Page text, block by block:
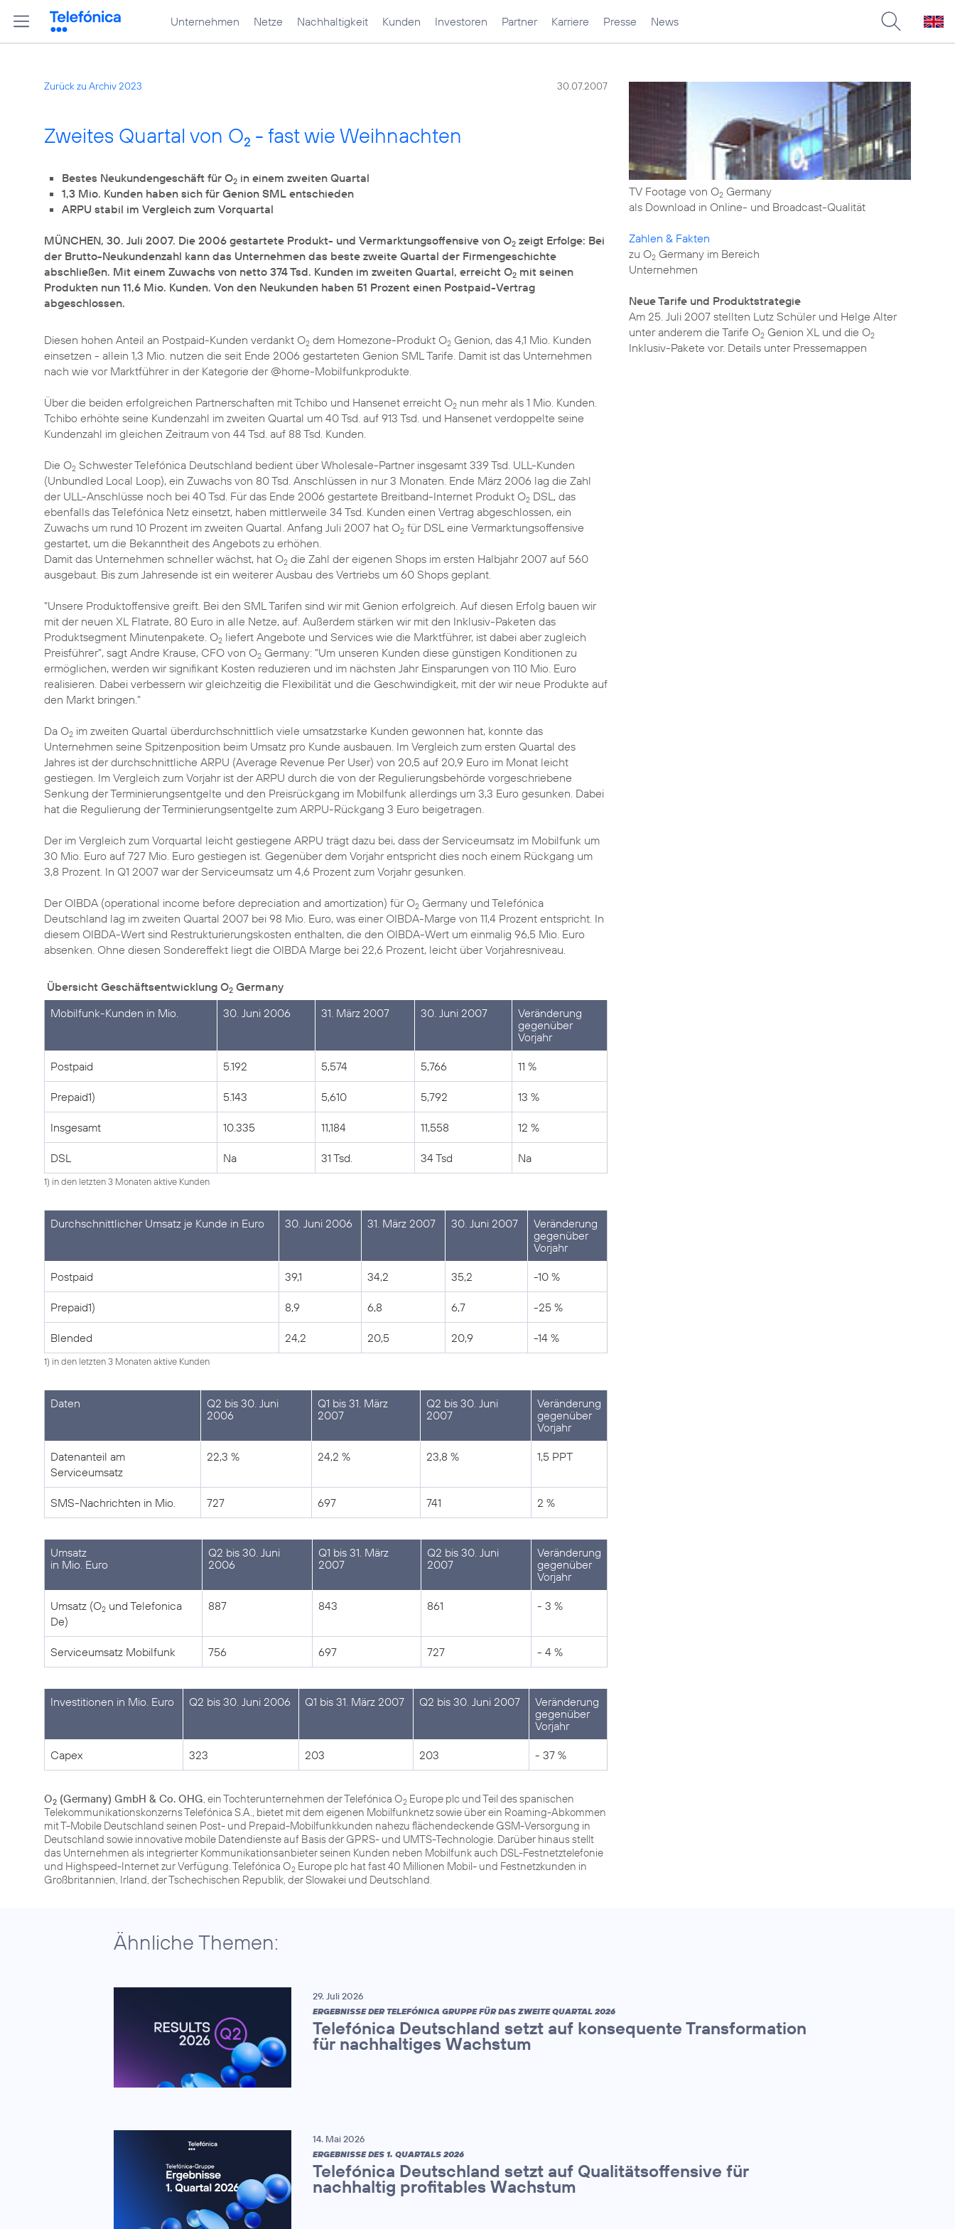
Unternehmen Netze Nachhaltigkeit Kunden Investoren Partner Karriere Presse News
Zurück zu Archiv 2023 30.07.2007
Zweites Quartal von O2 - fast wie Weihnachten
Bestes Neukundengeschäft für O2
MÜNCHEN, 30. Juli 2007. Die 2006 gestartete Produkt- und Vermarktungsoffensive von O2 zeigt Erfolge: Bei
der Brutto-Neukundenzahl kann das Unternehmen das beste zweite Quartal der Firmengeschichte
abschließen. Mit einem Zuwachs von netto 374 Tsd. Kunden im zweiten Quartal, erreicht O2 mit seinen
Produkten nun 11,6 Mio. Kunden. Von den Neukunden haben 51 Prozent einen Postpaid-Vertrag
abgeschlossen.
Diesen hohen Anteil an Postpaid-Kunden verdankt O2 dem Homezone-Produkt O2 Genion, das 4,1 Mio. Kunden
einsetzen - allein 1,3 Mio. nutzen die seit Ende 2006 gestarteten Genion SML Tarife. Damit ist das Unternehmen
nach wie vor Marktführer in der Kategorie der @home-Mobilfunkprodukte.
Über die beiden erfolgreichen Partnerschaften mit Tchibo und Hansenet erreicht O2 nun mehr als 1 Mio. Kunden.
Tchibo erhöhte seine Kundenzahl im zweiten Quartal um 40 Tsd. auf 913 Tsd. und Hansenet verdoppelte seine
Kundenzahl im gleichen Zeitraum von 44 Tsd. auf 88 Tsd. Kunden.
Die O2 Schwester Telefónica Deutschland bedient über Wholesale-Partner insgesamt 339 Tsd. ULL-Kunden
(Unbundled Local Loop), ein Zuwachs von 80 Tsd. Anschlüssen in nur 3 Monaten. Ende März 2006 lag die Zahl
der ULL-Anschlüsse noch bei 40 Tsd. Für das Ende 2006 gestartete Breitband-Internet Produkt O2 DSL, das
ebenfalls das Telefónica Netz einsetzt, haben mittlerweile 34 Tsd. Kunden einen Vertrag abgeschlossen, ein
Zuwachs um rund 10 Prozent im zweiten Quartal. Anfang Juli 2007 hat O2 für DSL eine Vermarktungsoffensive
gestartet, um die Bekanntheit des Angebots zu erhöhen.
Damit das Unternehmen schneller wächst, hat O2 die Zahl der eigenen Shops im ersten Halbjahr 2007 auf 560
ausgebaut. Bis zum Jahresende ist ein weiterer Ausbau des Vertriebs um 60 Shops geplant.
"Unsere Produktoffensive greift. Bei den SML Tarifen sind wir mit Genion erfolgreich. Auf diesen Erfolg bauen wir
mit der neuen XL Flatrate, 80 Euro in alle Netze, auf. Außerdem stärken wir mit den Inklusiv-Paketen das
Produktsegment Minutenpakete. O2 liefert Angebote und Services wie die Marktführer, ist dabei aber zugleich
Preisführer", sagt Andre Krause, CFO von O2 Germany: "Um unseren Kunden diese günstigen Konditionen zu
ermöglichen, werden wir signifikant Kosten reduzieren und im nächsten Jahr Einsparungen von 110 Mio. Euro
realisieren. Dabei verbessern wir gleichzeitig die Flexibilität und die Geschwindigkeit, mit der wir neue Produkte auf
den Markt bringen."
Da O2 im zweiten Quartal überdurchschnittlich viele umsatzstarke Kunden gewonnen hat, konnte das
Unternehmen seine Spitzenposition beim Umsatz pro Kunde ausbauen. Im Vergleich zum ersten Quartal des
Jahres ist der durchschnittliche ARPU (Average Revenue Per User) von 20,5 auf 20,9 Euro im Monat leicht
gestiegen. Im Vergleich zum Vorjahr ist der ARPU durch die von der Regulierungsbehörde vorgeschriebene
Senkung der Terminierungsentgelte und den Preisrückgang im Mobilfunk allerdings um 3,3 Euro gesunken. Dabei
hat die Regulierung der Terminierungsentgelte zum ARPU-Rückgang 3 Euro beigetragen.
Der im Vergleich zum Vorquartal leicht gestiegene ARPU trägt dazu bei, dass der Serviceumsatz im Mobilfunk um
30 Mio. Euro auf 727 Mio. Euro gestiegen ist. Gegenüber dem Vorjahr entspricht dies noch einem Rückgang um
3,8 Prozent. In Q1 2007 war der Serviceumsatz um 4,6 Prozent zum Vorjahr gesunken.
Der OIBDA (operational income before depreciation and amortization) für O2 Germany und Telefónica
Deutschland lag im zweiten Quartal 2007 bei 98 Mio. Euro, was einer OIBDA-Marge von 11,4 Prozent entspricht. In
diesem OIBDA-Wert sind Restrukturierungskosten enthalten, die den OIBDA-Wert um einmalig 96,5 Mio. Euro
absenken. Ohne diesen Sondereffekt liegt die OIBDA Marge bei 22,6 Prozent, leicht über Vorjahresniveau.
Übersicht Geschäftsentwicklung O2 Germany
Mobilfunk-Kunden in Mio.
30. Juni 2006 31. März 2007 30. Juni 2007
Veränderung
gegenüber
Vorjahr
Postpaid 5.192 5,574 5,766 11 %
Prepaid1) 5.143 5,610 5,792 13 %
Insgesamt 10.335 11,184 11,558 12 %
DSL Na 31 Tsd. 34 Tsd Na
1) in den letzten 3 Monaten aktive Kunden
Durchschnittlicher Umsatz je Kunde in Euro 30. Juni 2006 31. März 2007 30. Juni 2007
Veränderung
gegenüber
Vorjahr
Postpaid 39,1 34,2 35,2 -10 %
Prepaid1) 8,9 6,8 6,7 -25 %
Blended 24,2 20,5 20,9 -14 %
1) in den letzten 3 Monaten aktive Kunden
Daten
Q2 bis 30. Juni
2006
Q1 bis 31. März
2007
Q2 bis 30. Juni
2007
Veränderung
gegenüber
Vorjahr
Datenanteil am
Serviceumsatz
22,3 % 24,2 % 23,8 % 1,5 PPT
SMS-Nachrichten in Mio. 727 697 741 2 %
Umsatz
in Mio. Euro
Q2 bis 30. Juni
2006
Q1 bis 31. März
2007
Q2 bis 30. Juni
2007
Veränderung
gegenüber
Vorjahr
Umsatz (O2 und Telefonica
De)
887 843 861 - 3 %
Serviceumsatz Mobilfunk 756 697 727 - 4 %
Investitionen in Mio. Euro Q2 bis 30. Juni 2006 Q1 bis 31. März 2007 Q2 bis 30. Juni 2007
Veränderung
gegenüber
Vorjahr
Capex 323 203 203 - 37 %
O2 (Germany) GmbH & Co. OHG, ein Tochterunternehmen der Telefónica O2 Europe plc und Teil des spanischen
Telekommunikationskonzerns Telefónica S.A., bietet mit dem eigenen Mobilfunknetz sowie über ein Roaming-Abkommen
mit T-Mobile Deutschland seinen Post- und Prepaid-Mobilfunkkunden nahezu flächendeckende GSM-Versorgung in
Deutschland sowie innovative mobile Datendienste auf Basis der GPRS- und UMTS-Technologie. Darüber hinaus stellt
das Unternehmen als integrierter Kommunikationsanbieter seinen Kunden neben Mobilfunk auch DSL-Festnetztelefonie
und Highspeed-Internet zur Verfügung. Telefónica O2 Europe plc hat fast 40 Millionen Mobil- und Festnetzkunden in
Großbritannien, Irland, der Tschechischen Republik, der Slowakei und Deutschland.
TV Footage von O2 Germany
als Download in Online- und Broadcast-Qualität
Zahlen & Fakten
zu O2 Germany im Bereich
Unternehmen
Neue Tarife und Produktstrategie
Am 25. Juli 2007 stellten Lutz Schüler und Helge Alter
unter anderem die Tarife O2 Genion XL und die O2
Inklusiv-Pakete vor. Details unter Pressemappen
Ähnliche Themen:
29. Juli 2026
ERGEBNISSE DER TELEFÓNICA GRUPPE FÜR DAS ZWEITE QUARTAL 2026
Telefónica Deutschland setzt auf konsequente Transformation
für nachhaltiges Wachstum
14. Mai 2026
ERGEBNISSE DES 1. QUARTALS 2026
Telefónica Deutschland setzt auf Qualitätsoffensive für
nachhaltig profitables Wachstum